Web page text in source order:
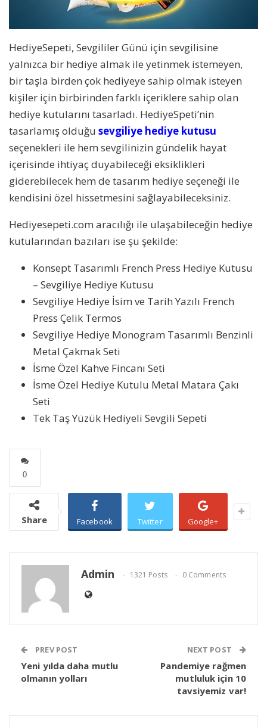
HediyeSepeti, Sevgililer Günü için sevgilisine
yalnızca bir hediye almak ile yetinmek istemeyen,
bir taşla birden çok hediyeye sahip olmak isteyen
kişiler için birbirinden farklı içeriklere sahip olan
hediye kutularını tasarladı. HediyeSpeti’nin
tasarlamış olduğu sevgiliye hediye kutusu
seçenekleri ile hem sevgilinizin gündelik hayat
içerisinde ihtiyaç duyabileceği eksiklikleri
giderebilecek hem de tasarım hediye seçeneği ile
kendisini özel hissetmesini sağlayabileceksiniz.
Hediyesepeti.com aracılığı ile ulaşabileceğin hediye
kutularından bazıları ise şu şekilde:
Konsept Tasarımlı French Press Hediye Kutusu
– Sevgiliye Hediye Kutusu
Sevgiliye Hediye İsim ve Tarih Yazılı French
Press Çelik Termos
Sevgiliye Hediye Monogram Tasarımlı Benzinli
Metal Çakmak Seti
İsme Özel Kahve Fincanı Seti
İsme Özel Hediye Kutulu Metal Matara Çakı
Seti
Tek Taş Yüzük Hediyeli Sevgili Sepeti
0
Share Facebook Twitter Google+
Admin 1321 Posts 0 Comments
PREV POST
Yeni yılda daha mutlu
olmanın yolları
NEXT POST
Pandemiye rağmen
mutluluk için 10
tavsiyemiz var!